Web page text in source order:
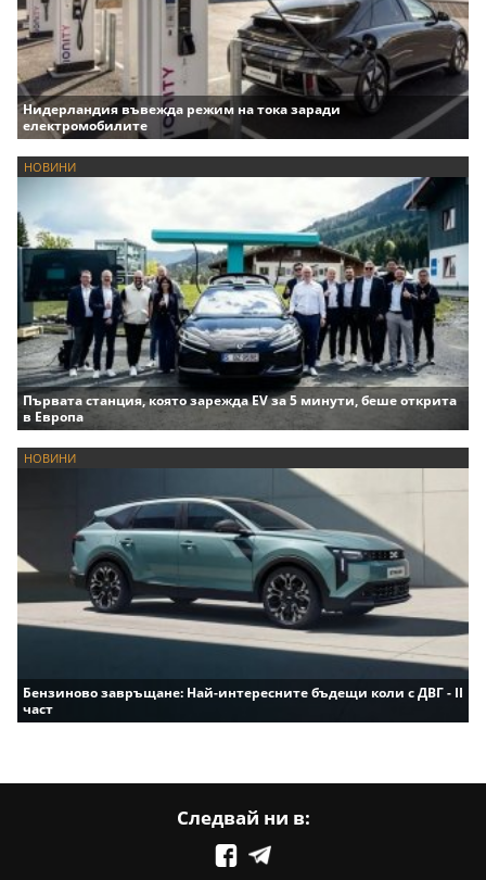
Нидерландия въвежда режим на тока заради
електромобилите
НОВИНИ
Първата станция, която зарежда EV за 5 минути, беше открита
в Европа
НОВИНИ
Бензиново завръщане: Най-интересните бъдещи коли с ДВГ - II
част
Следвай ни в: